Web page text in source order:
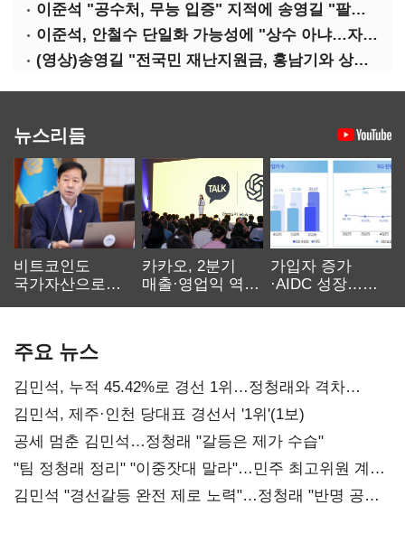
이준석 "공수처, 무능 입증" 지적에 송영길 "팔다리 자른 게 국민의힘"
이준석, 안철수 단일화 가능성에 "상수 아냐…자의식 과잉"
(영상)송영길 "전국민 재난지원금, 홍남기와 상의·이재명 뜻 존중"
뉴스리듬
비트코인도
국가자산으로…'
카카오, 2분기
매출·영업익 역대
가입자 증가
·AIDC 성장…
주요 뉴스
김민석, 누적 45.42%로 경선 1위…정청래와 격차
0.86%p(2보)
김민석, 제주·인천 당대표 경선서 '1위'(1보)
공세 멈춘 김민석…정청래 "갈등은 제가 수습"
"팀 정청래 정리" "이중잣대 말라"…민주 최고위원 계파
다툼 격화
김민석 "경선갈등 완전 제로 노력"…정청래 "반명 공세